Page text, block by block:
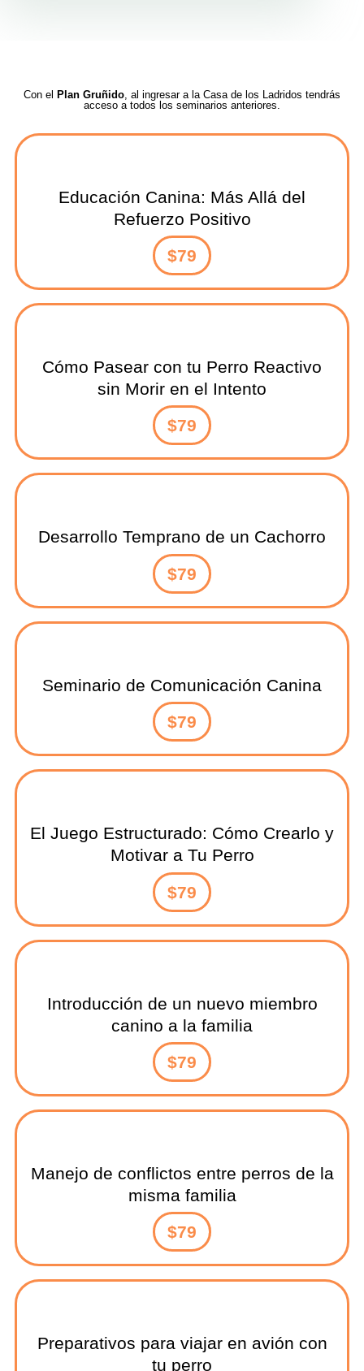
Con el Plan Gruñido , al ingresar a la Casa de los Ladridos tendrás
acceso a todos los seminarios anteriores.
Educación Canina: Más Allá del
Refuerzo Positivo
$79
Cómo Pasear con tu Perro Reactivo
sin Morir en el Intento
$79
Desarrollo Temprano de un Cachorro
$79
Seminario de Comunicación Canina
$79
El Juego Estructurado: Cómo Crearlo y
Motivar a Tu Perro
$79
Introducción de un nuevo miembro
canino a la familia
$79
Manejo de conflictos entre perros de la
misma familia
$79
Preparativos para viajar en avión con
tu perro